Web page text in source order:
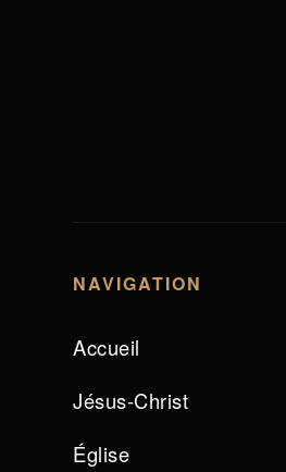
NAVIGATION
Accueil
Jésus-Christ
Église